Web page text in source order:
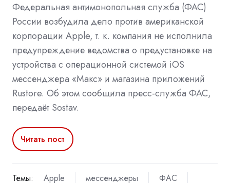
Федеральная антимонопольная служба (ФАС)
России возбудила дело против американской
корпорации Apple, т. к. компания не исполнила
предупреждение ведомства о предустановке на
устройства с операционной системой iOS
мессенджера «Макс» и магазина приложений
Rustore. Об этом сообщила пресс-служба ФАС,
передаёт Sostav.
Читать пост
Темы: Apple мессенджеры
ФАС